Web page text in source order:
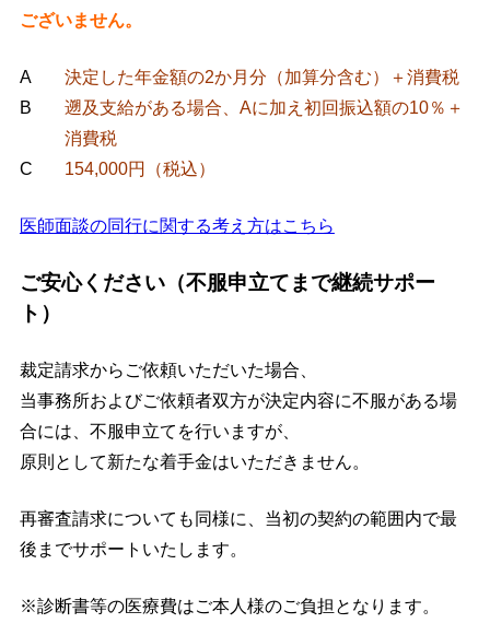
ございません。
A
決定した年金額の2か月分（加算分含む）＋消費税
B
遡及支給がある場合、Aに加え初回振込額の10％＋
消費税
C
154,000円（税込）
医師面談の同行に関する考え方はこちら
ご安心ください（不服申立てまで継続サポー
ト）
裁定請求からご依頼いただいた場合、
当事務所およびご依頼者双方が決定内容に不服がある場
合には、不服申立てを行いますが、
原則として新たな着手金はいただきません。
再審査請求についても同様に、当初の契約の範囲内で最
後までサポートいたします。
※診断書等の医療費はご本人様のご負担となります。